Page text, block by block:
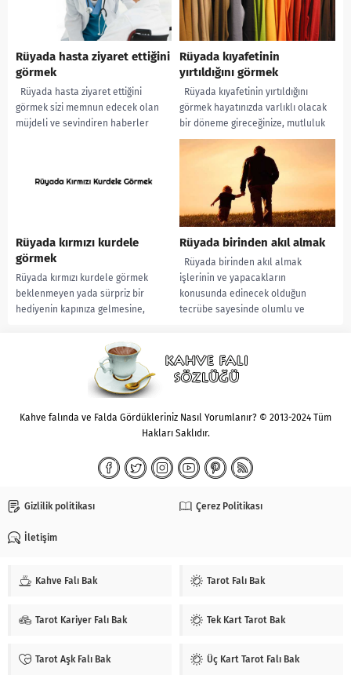
Rüyada hasta ziyaret ettiğini
görmek
Rüyada hasta ziyaret ettiğini
görmek sizi memnun edecek olan
müjdeli ve sevindiren haberler
Rüyada kıyafetinin
yırtıldığını görmek
Rüyada kıyafetinin yırtıldığını
görmek hayatınızda varlıklı olacak
bir döneme gireceğinize, mutluluk
ve rahatlığın yaşamınızda yer
alarak huzurlu olacağınıza ve...
Rüyada kırmızı kurdele
görmek
Rüyada kırmızı kurdele görmek
beklenmeyen yada sürpriz bir
hediyenin kapınıza gelmesine,
karşılaşabileceğiniz yeniliklere
hazırlıklı olmanıza yorumlanır.
Rüyada birinden akıl almak
Rüyada birinden akıl almak
işlerinin ve yapacakların
konusunda edinecek olduğun
tecrübe sayesinde olumlu ve
Kahve falında ve Falda Gördükleriniz Nasıl Yorumlanır? © 2013-2024 Tüm
Hakları Saklıdır.
Gizlilik politikası Çerez Politikası
İletişim
Kahve Falı Bak Tarot Falı Bak
Tarot Kariyer Falı Bak Tek Kart Tarot Bak
Tarot Aşk Falı Bak Üç Kart Tarot Falı Bak